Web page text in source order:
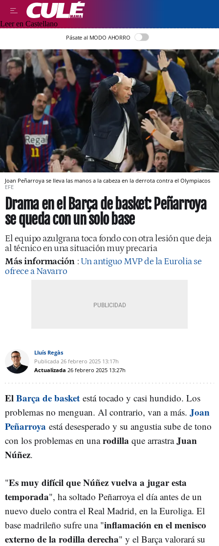
Leer en Castellano
Pásate al MODO AHORRO
Joan Peñarroya se lleva las manos a la cabeza en la derrota contra el Olympiacos
EFE
Drama en el Barça de basket: Peñarroya
se queda con un solo base
El equipo azulgrana toca fondo con otra lesión que deja
al técnico en una situación muy precaria
Más información : Un antiguo MVP de la Eurolia se
ofrece a Navarro
Lluís Regàs
Publicada 26 febrero 2025 13:17h
Actualizada 26 febrero 2025 13:27h
ElBarça de basket está tocado y casi hundido. Los
problemas no menguan. Al contrario, van a más. Joan
Peñarroya está desesperado y su angustia sube de tono
con los problemas en unarodilla que arrastraJuan
Núñez.
"Es muy difícil que Núñez vuelva a jugar esta
temporada", ha soltado Peñarroya el día antes de un
nuevo duelo contra el Real Madrid, en la Euroliga. El
base madrileño sufre una "inflamación en el menisco
externo de la rodilla derecha" y el Barça valorará su